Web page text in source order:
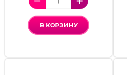
В КОРЗИНУ